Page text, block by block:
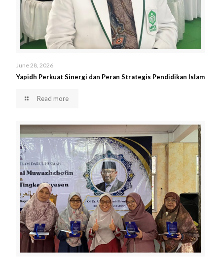
June 28, 2026
Yapidh Perkuat Sinergi dan Peran Strategis Pendidikan Islam
Read more